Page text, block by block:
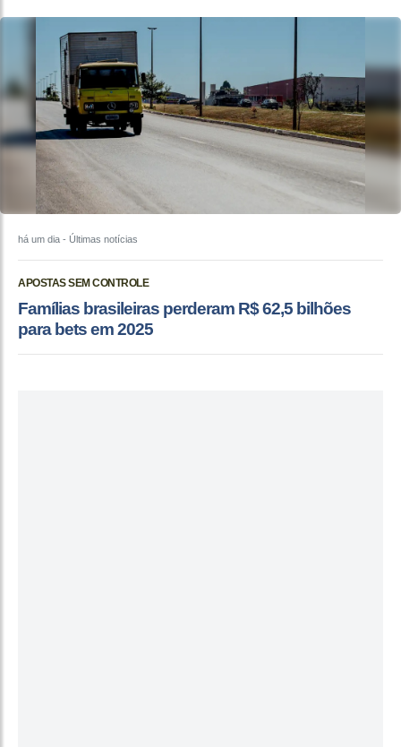
há um dia - Últimas notícias
APOSTAS SEM CONTROLE
Famílias brasileiras perderam R$ 62,5 bilhões
para bets em 2025